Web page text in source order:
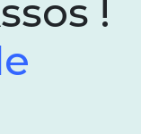
!